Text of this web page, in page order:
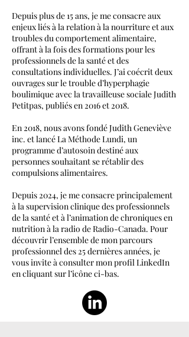
Depuis plus de 15 ans, je me consacre aux
enjeux liés à la relation à la nourriture et aux
troubles du comportement alimentaire,
offrant à la fois des formations pour les
professionnels de la santé et des
consultations individuelles. J’ai coécrit deux
ouvrages sur le trouble d’hyperphagie
boulimique avec la travailleuse sociale Judith
Petitpas, publiés en 2016 et 2018.
En 2018, nous avons fondé Judith Geneviève
inc. et lancé La Méthode Lundi, un
programme d’autosoin destiné aux
personnes souhaitant se rétablir des
compulsions alimentaires.
Depuis 2024, je me consacre principalement
à la supervision clinique des professionnels
de la santé et à l’animation de chroniques en
nutrition à la radio de Radio-Canada. Pour
découvrir l’ensemble de mon parcours
professionnel des 25 dernières années, je
vous invite à consulter mon profil LinkedIn
en cliquant sur l’icône ci-bas.